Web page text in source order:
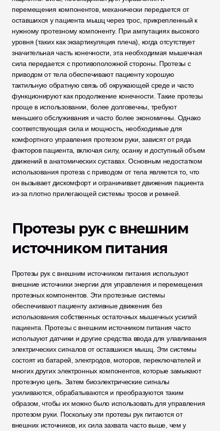
перемещения компонентов, механически передается от
оставшихся у пациента мышц через трос, прикрепленный к
нужному протезному компоненту. При ампутациях высокого
уровня (таких как экзартикуляция плеча), когда отсутствует
значительная часть конечности, эта необходимая мышечная
сила передается с противоположной стороны. Протезы с
приводом от тела обеспечивают пациенту хорошую
тактильную обратную связь об окружающей среде и часто
функционируют как продолжение конечности. Такие протезы
проще в использовании, более долговечны, требуют
меньшего обслуживания и часто более экономичны. Однако
соответствующая сила и мощность, необходимые для
комфортного управления протезом руки, зависят от ряда
факторов пациента, включая силу, осанку и доступный объем
движений в анатомических суставах. Основным недостатком
использования протеза с приводом от тела является то, что
он вызывает дискомфорт и ограничивает движения пациента
из-за плотно прилегающей системы тросов и ремней.
Протезы рук с внешним
источником питания
Протезы рук с внешним источником питания используют
внешние источники энергии для управления и перемещения
протезных компонентов. Эти протезные системы
обеспечивают пациенту активные движения без
использования собственных остаточных мышечных усилий
пациента. Протезы с внешним источником питания часто
используют датчики и другие средства ввода для улавливания
электрических сигналов от оставшихся мышц. Эти системы
состоят из батарей, электродов, моторов, переключателей и
многих других электронных компонентов, которые замыкают
протезную цепь. Затем биоэлектрические сигналы
усиливаются, обрабатываются и преобразуются таким
образом, чтобы их можно было использовать для управления
протезом руки. Поскольку эти протезы рук питаются от
внешних источников, их сила захвата часто выше, чем у